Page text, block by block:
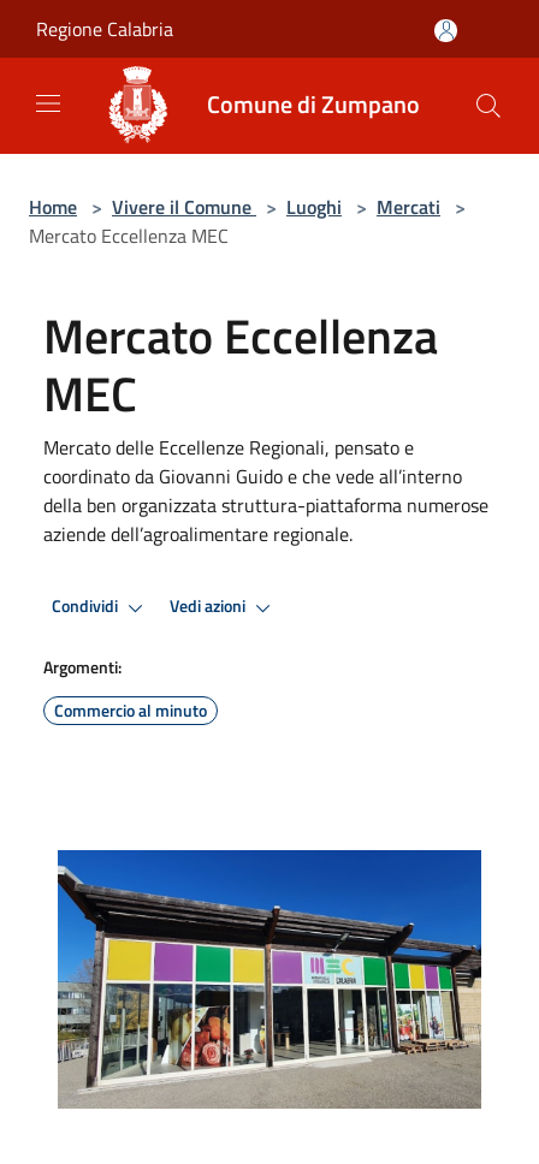
Regione Calabria
Comune di Zumpano
Home > Vivere il Comune > Luoghi > Mercati >
Mercato Eccellenza MEC
Mercato Eccellenza
MEC
Mercato delle Eccellenze Regionali, pensato e
coordinato da Giovanni Guido e che vede all’interno
della ben organizzata struttura-piattaforma numerose
aziende dell’agroalimentare regionale.
Condividi Vedi azioni
Argomenti:
Commercio al minuto